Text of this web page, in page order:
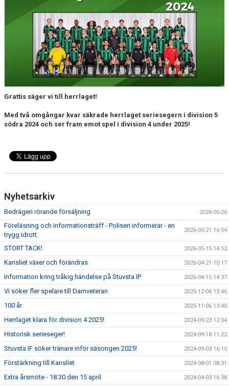
HISTORIK
UTMÄRKELSER STUVSTA IF
LEDIGA TJÄNSTER
DOKUMENT
NYHETER
SUPPORTERSHOP
MATCHER
LEDARINFO
DOMARE
SPELARE & FÖRÄLDRAR
NY MEDLEM / PROVTRÄNINGAR
Grattis säger vi till herrlaget!
Med två omgångar kvar säkrade herrlaget seriesegern i division 5
södra 2024 och ser fram emot spel i division 4 under 2025!
Nyhetsarkiv
Bedrägeri rörande försäljning 2026-05-26
Föreläsning och informationsträff - Polisen informerar - en
trygg idrott.
2026-05-21 16:54
STORT TACK! 2026-05-15 14:52
Kansliet växer och förändras 2026-04-21 10:17
Information kring tråkig händelse på Stuvsta IP 2026-04-15 14:37
Vi söker fler spelare till Damveteran 2025-12-04 13:46
100 år 2025-11-06 13:40
Herrlaget klara för division 4 2025! 2024-09-23 12:04
Historisk serieseger! 2024-09-18 11:22
Stuvsta IF söker tränare inför säsongen 2025! 2024-09-03 16:15
Förstärkning till Kansliet 2024-08-01 08:31
Extra årsmöte - 18:30 den 15 april 2024-04-03 16:38